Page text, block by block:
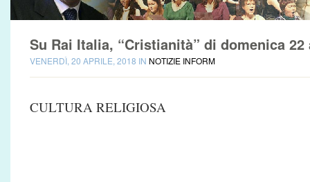
Su Rai Italia, “Cristianità” di domenica 22
VENERDÌ, 20 APRILE, 2018 IN NOTIZIE INFORM
CULTURA RELIGIOSA